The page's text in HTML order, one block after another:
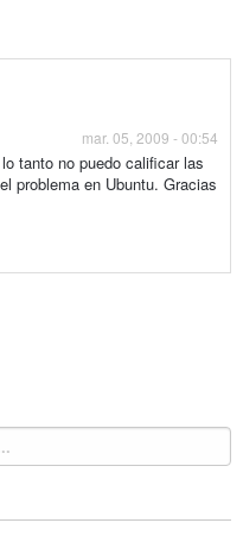
mar. 05, 2009 - 00:54
tanto no puedo calificar las
problema en Ubuntu. Gracias